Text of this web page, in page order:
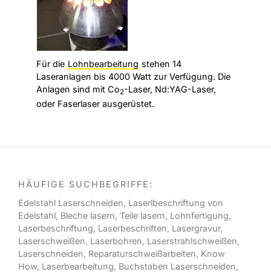
Für die Lohnbearbeitung stehen 14
Laseranlagen bis 4000 Watt zur Verfügung. Die
Anlagen sind mit Co2-Laser, Nd:YAG-Laser,
oder Faserlaser ausgerüstet.
HÄUFIGE SUCHBEGRIFFE:
Edelstahl Laserschneiden, Laserlbeschriftung von
Edelstahl, Bleche lasern, Teile lasern, Lohnfertigung,
Laserbeschriftung, Laserbeschriften, Lasergravur,
Laserschweißen, Laserbohren, Laserstrahlschweißen,
Laserschneiden, Reparaturschweißarbeiten, Know
How, Laserbearbeitung, Buchstaben Laserschneiden,